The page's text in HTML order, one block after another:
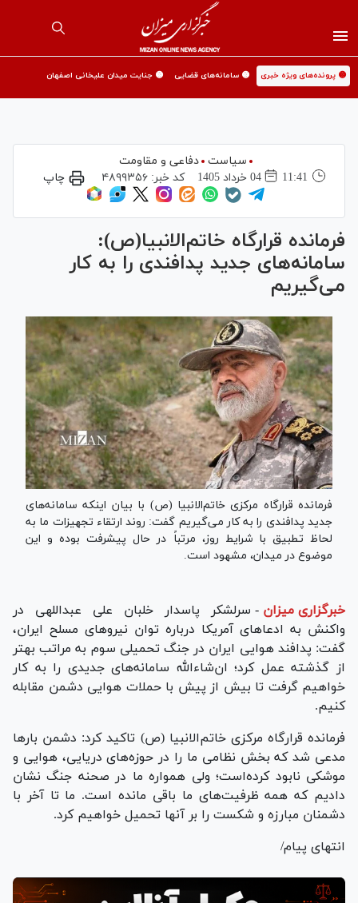
🟡 پرونده‌های ویژه خبری 🟡 سامانه‌های قضایی 🟡 جنایت میدان علیخانی اصفهان
سیاست
دفاعی و مقاومت
11:41
04 خرداد 1405 کد خبر:۴۸۹۹۳۵۶ چاپ
فرمانده قرارگاه خاتم‌الانبیا(ص):
سامانه‌های جدید پدافندی را به کار
می‌گیریم
فرمانده قرارگاه مرکزی خاتم‌الانبیا (ص) با بیان اینکه سامانه‌های
جدید پدافندی را به کار می‌گیریم گفت: روند ارتقاء تجهیزات ما به
لحاظ تطبیق با شرایط روز، مرتباً در حال پیشرفت بوده و این
موضوع در میدان، مشهود است.
خبرگزاری میزان - سرلشکر پاسدار خلبان علی عبداللهی در
واکنش به ادعا‌های آمریکا درباره توان نیرو‌های مسلح ایران،
گفت: پدافند هوایی ایران در جنگ تحمیلی سوم به مراتب بهتر
از گذشته عمل کرد؛ ان‌شاءالله سامانه‌های جدیدی را به کار
خواهیم گرفت تا بیش از پیش با حملات هوایی دشمن مقابله
کنیم.
فرمانده قرارگاه مرکزی خاتم‌الانبیا (ص) تاکید کرد: دشمن بار‌ها
مدعی شد که بخش نظامی ما را در حوزه‌های دریایی، هوایی و
موشکی نابود کرده‌است؛ ولی همواره ما در صحنه جنگ نشان
دادیم که همه ظرفیت‌های ما باقی مانده است. ما تا آخر با
دشمنان مبارزه و شکست را بر آنها تحمیل خواهیم کرد.
انتهای پیام/